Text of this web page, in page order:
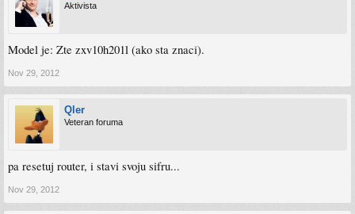
Aktivista
Model je: Zte zxv10h201l (ako sta znaci).
Nov 29, 2012
Qler
Veteran foruma
pa resetuj router, i stavi svoju sifru...
Nov 29, 2012